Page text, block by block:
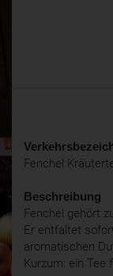
Fenchel
Beschreibung
Fenchel gehört
Er entfaltet
aromatischen
Kurzum: ein Tee